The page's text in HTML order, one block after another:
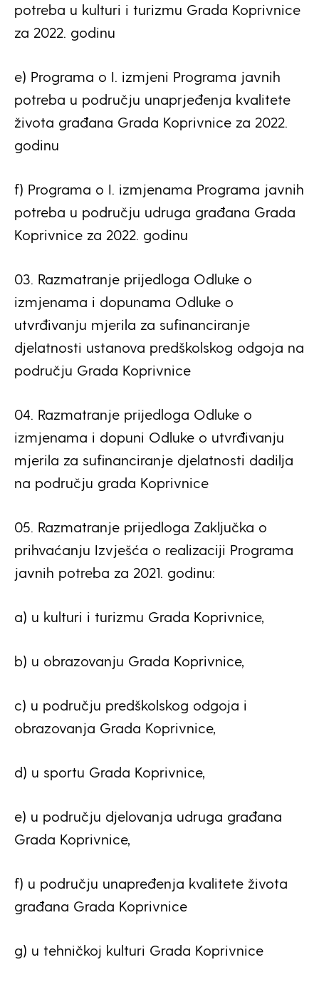
potreba u kulturi i turizmu Grada Koprivnice
za 2022. godinu
e) Programa o I. izmjeni Programa javnih
potreba u području unaprjeđenja kvalitete
života građana Grada Koprivnice za 2022.
godinu
f) Programa o I. izmjenama Programa javnih
potreba u području udruga građana Grada
Koprivnice za 2022. godinu
03. Razmatranje prijedloga Odluke o
izmjenama i dopunama Odluke o
utvrđivanju mjerila za sufinanciranje
djelatnosti ustanova predškolskog odgoja na
području Grada Koprivnice
04. Razmatranje prijedloga Odluke o
izmjenama i dopuni Odluke o utvrđivanju
mjerila za sufinanciranje djelatnosti dadilja
na području grada Koprivnice
05. Razmatranje prijedloga Zaključka o
prihvaćanju Izvješća o realizaciji Programa
javnih potreba za 2021. godinu:
a) u kulturi i turizmu Grada Koprivnice,
b) u obrazovanju Grada Koprivnice,
c) u području predškolskog odgoja i
obrazovanja Grada Koprivnice,
d) u sportu Grada Koprivnice,
e) u području djelovanja udruga građana
Grada Koprivnice,
f) u području unapređenja kvalitete života
građana Grada Koprivnice
g) u tehničkoj kulturi Grada Koprivnice